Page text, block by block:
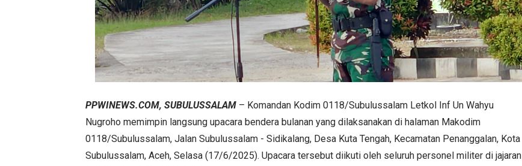
PPWINEWS.COM, SUBULUSSALAM – Komandan Kodim 0118/Subulussalam Letkol Inf Un Wahyu
Nugroho memimpin langsung upacara bendera bulanan yang dilaksanakan di halaman Makodim
0118/Subulussalam, Jalan Subulussalam - Sidikalang, Desa Kuta Tengah, Kecamatan Penanggalan, Kota
Subulussalam, Aceh, Selasa (17/6/2025). Upacara tersebut diikuti oleh seluruh personel militer di jajaran